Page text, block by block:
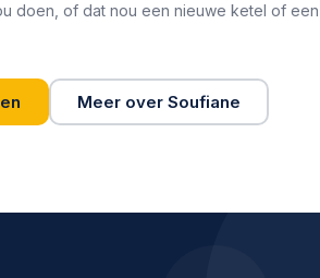
doen, of dat nou een nieuwe ketel of een
Meer over Soufiane